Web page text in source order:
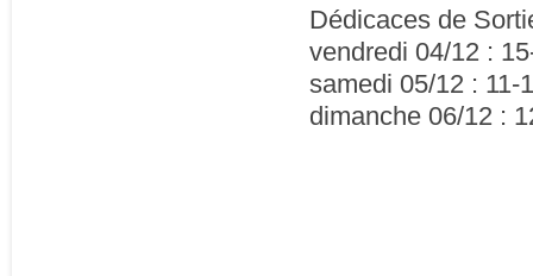
Dédicaces de
vendredi 04/12 :
samedi 05/12 : 11-
dimanche 06/12 :